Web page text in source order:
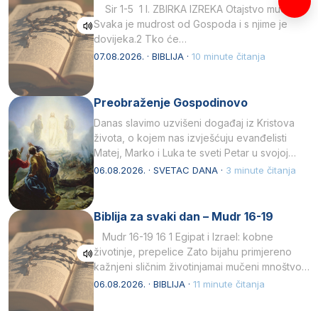
Sir 1-5 1 I. ZBIRKA IZREKA Otajstvo mudrosti
Svaka je mudrost od Gospoda i s njime je
dovijeka.2 Tko će…
07.08.2026. · BIBLIJA · 10 minute čitanja
Preobraženje Gospodinovo
Danas slavimo uzvišeni događaj iz Kristova
života, o kojem nas izvješćuju evanđelisti
Matej, Marko i Luka te sveti Petar u svojoj
drugoj…
06.08.2026. · SVETAC DANA · 3 minute čitanja
Biblija za svaki dan – Mudr 16-19
Mudr 16-19 16 1 Egipat i Izrael: kobne
životinje, prepelice Zato bijahu primjereno
kažnjeni sličnim životinjamai mučeni mnoštvom
kukaca.2 A narod…
06.08.2026. · BIBLIJA · 11 minute čitanja